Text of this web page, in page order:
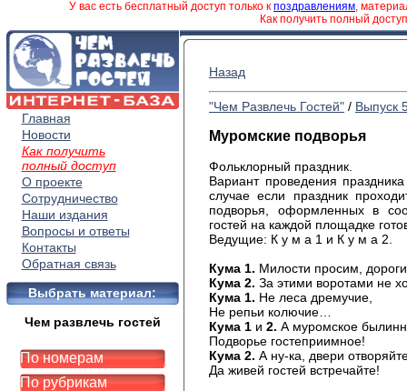
У вас есть бесплатный доступ только к поздравлениям,
Как получить полный
Главная
Новости
Как получить
полный доступ
О проекте
Сотрудничество
Наши издания
Вопросы и ответы
Контакты
Обратная связь
Выбрать материал:
Чем развлечь гостей
По номерам
По рубрикам
Назад
"Чем Развлечь Гостей" / Выпуск
Муромские подворья
Фольклорный праздник.
Вариант проведения
случае если праздник
подворья, оформленных в
гостей на каждой площадке
Ведущие: К у м а 1 и К у м а 2.
Кума 1. Милости просим,
Кума 2. За этими воротами не
Кума 1. Не леса дремучие,
Не репьи колючие…
Кума 1 и 2. А муромское
Подворье гостеприимное!
Кума 2. А ну-ка, двери
Да живей гостей встречайте!